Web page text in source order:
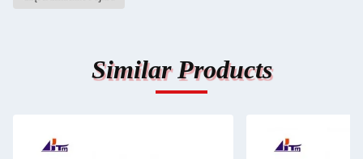
Similar Products